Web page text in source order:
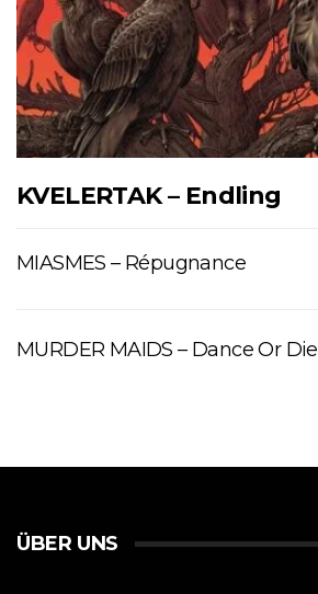
KVELERTAK – Endling
MIASMES – Répugnance
MURDER MAIDS – Dance Or Die
ÜBER UNS